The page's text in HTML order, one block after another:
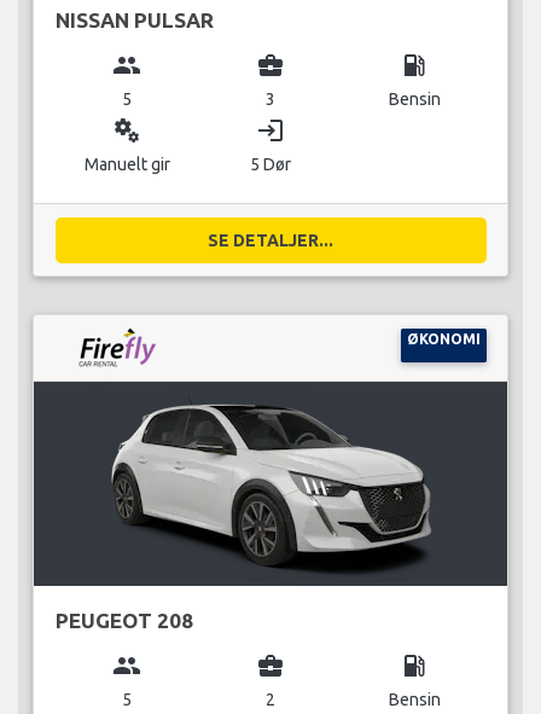
NISSAN PULSAR
group
5
business_center
3
local_gas_station
Bensin
miscellaneous_services
Manuelt gir
login
5 Dør
SE DETALJER...
ØKONOMI
PEUGEOT 208
group
5
business_center
2
local_gas_station
Bensin